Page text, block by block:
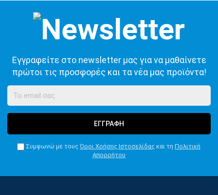
Εγγραφείτε στο newsletter μας για να μαθαίνετε
πρώτοι τις προσφορές και τα νέα μας προϊόντα!
ΕΓΓΡΑΦΗ
Συμφωνώ με τους Όροι Χρήσης Ιστοσελίδας και τη Πολιτική
Απορρήτου